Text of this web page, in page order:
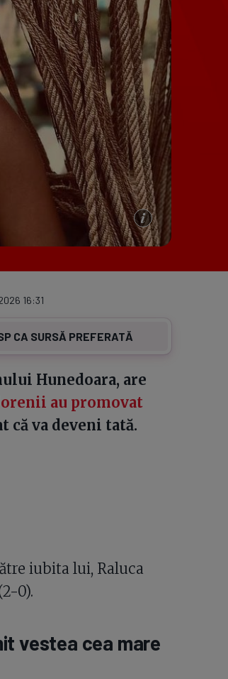
16:31
CA SURSĂ PREFERATĂ
Hunedoara, are
au promovat
că va deveni tată.
iubita lui, Raluca
0).
vestea cea mare